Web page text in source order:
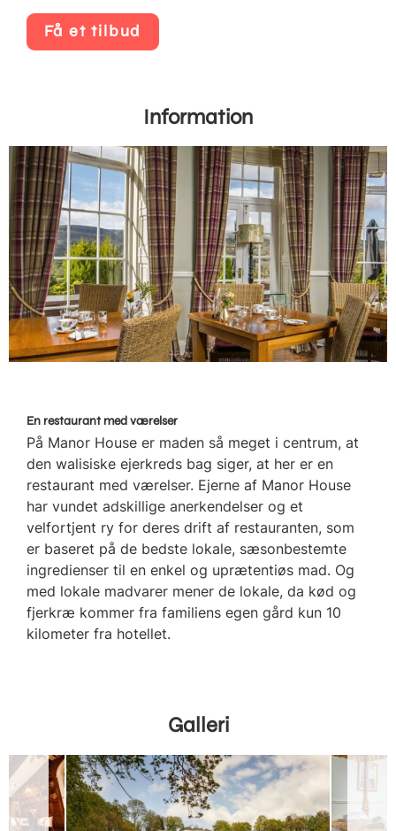
Få et tilbud
Information
En restaurant med værelser
På Manor House er maden så meget i centrum, at
den walisiske ejerkreds bag siger, at her er en
restaurant med værelser. Ejerne af Manor House
har vundet adskillige anerkendelser og et
velfortjent ry for deres drift af restauranten, som
er baseret på de bedste lokale, sæsonbestemte
ingredienser til en enkel og uprætentiøs mad. Og
med lokale madvarer mener de lokale, da kød og
fjerkræ kommer fra familiens egen gård kun 10
kilometer fra hotellet.
Galleri